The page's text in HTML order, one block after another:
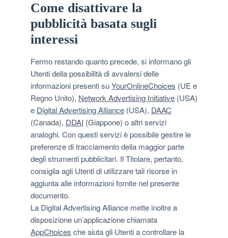
Come disattivare la
pubblicità basata sugli
interessi
Fermo restando quanto precede, si informano gli
Utenti della possibilità di avvalersi delle
informazioni presenti suYourOnlineChoices (UE e
Regno Unito), Network Advertising Initiative (USA)
e Digital Advertising Alliance (USA), DAAC
(Canada), DDAI (Giappone) o altri servizi
analoghi. Con questi servizi è possibile gestire le
preferenze di tracciamento della maggior parte
degli strumenti pubblicitari. Il Titolare, pertanto,
consiglia agli Utenti di utilizzare tali risorse in
aggiunta alle informazioni fornite nel presente
documento.
La Digital Advertising Alliance mette inoltre a
disposizione un’applicazione chiamata
AppChoices che aiuta gli Utenti a controllare la